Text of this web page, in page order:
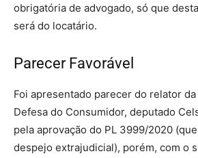
obrigatória de advogado, só que
será do locatário.
Parecer Favorável
Foi apresentado parecer do relator
Defesa do Consumidor, deputado
pela aprovação do PL 3999/2020
despejo extrajudicial), porém, com o